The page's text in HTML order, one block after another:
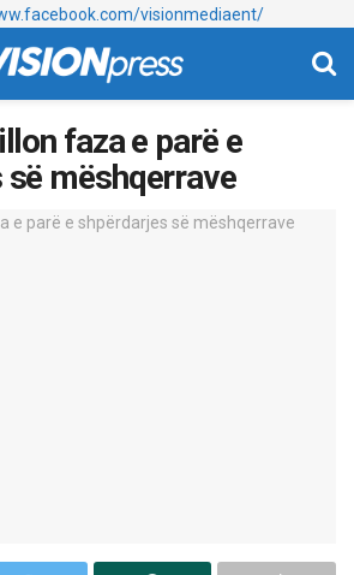
faza e parë e
mëshqerrave